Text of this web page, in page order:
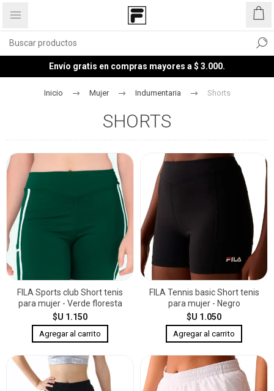
Envío gratis en compras mayores a $ 3.000.
Inicio Mujer Indumentaria Shorts
SHORTS
FILA Sports club Short tenis
para mujer - Verde floresta
$U 1.150
FILA Tennis basic Short tenis
para mujer - Negro
$U 1.050